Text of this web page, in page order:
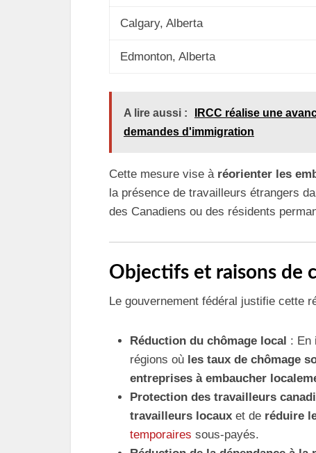
Calgary, Alberta
Edmonton, Alberta
A lire aussi :
IRCC réalise une
demandes d'immigration
Cette mesure vise à réorienter les
la présence de travailleurs étrangers
des Canadiens ou des résidents
Objectifs et raisons de
Le gouvernement fédéral justifie cette
Réduction du chômage local : En
régions où les taux de chômage
entreprises à embaucher
Protection des travailleurs
travailleurs locaux et de réduire
temporaires sous-payés.